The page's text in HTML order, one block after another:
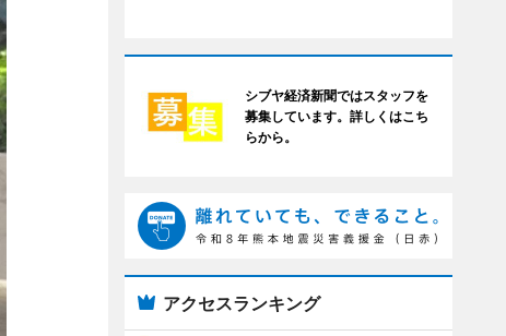
シブヤ経済新聞ではスタッフを
募集しています。詳しくはこち
らから。
アクセスランキング